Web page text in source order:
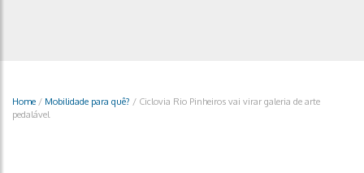
Home / Mobilidade para quê? / Ciclovia Rio Pinheiros vai virar galeria de arte
pedalável